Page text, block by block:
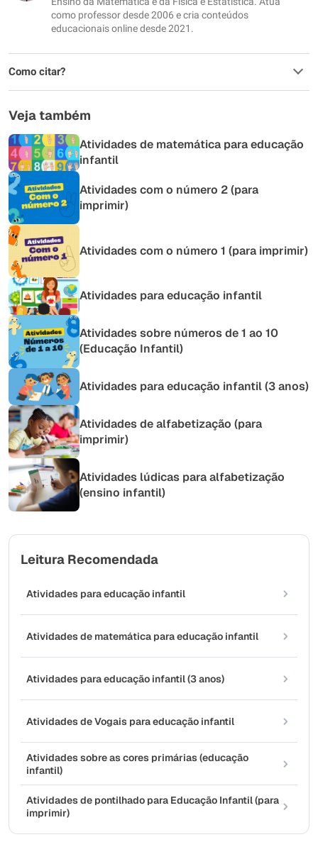
como professor desde 2006 e cria conteúdos
educacionais online desde 2021.
Como citar?
Veja também
Atividades de matemática para educação
infantil
Atividades com o número 2 (para
imprimir)
Atividades com o número 1 (para imprimir)
Atividades para educação infantil
Atividades sobre números de 1 ao 10
(Educação Infantil)
Atividades para educação infantil (3 anos)
Atividades de alfabetização (para
imprimir)
Atividades lúdicas para alfabetização
(ensino infantil)
Leitura Recomendada
Atividades para educação infantil
Atividades de matemática para educação infantil
Atividades para educação infantil (3 anos)
Atividades de Vogais para educação infantil
Atividades sobre as cores primárias (educação
infantil)
Atividades de pontilhado para Educação Infantil (para
imprimir)